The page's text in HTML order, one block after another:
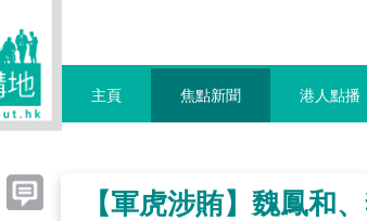
主頁 焦點新聞 港人點播
【軍虎涉賄】魏鳳和